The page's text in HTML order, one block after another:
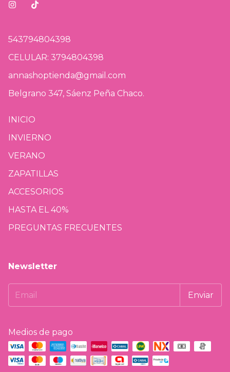
543794804398
CELULAR: 3794804398
annashoptienda@gmail.com
Belgrano 347, Sáenz Peña Chaco.
INICIO
INVIERNO
VERANO
ZAPATILLAS
ACCESORIOS
HASTA EL 40%
PREGUNTAS FRECUENTES
Newsletter
Medios de pago